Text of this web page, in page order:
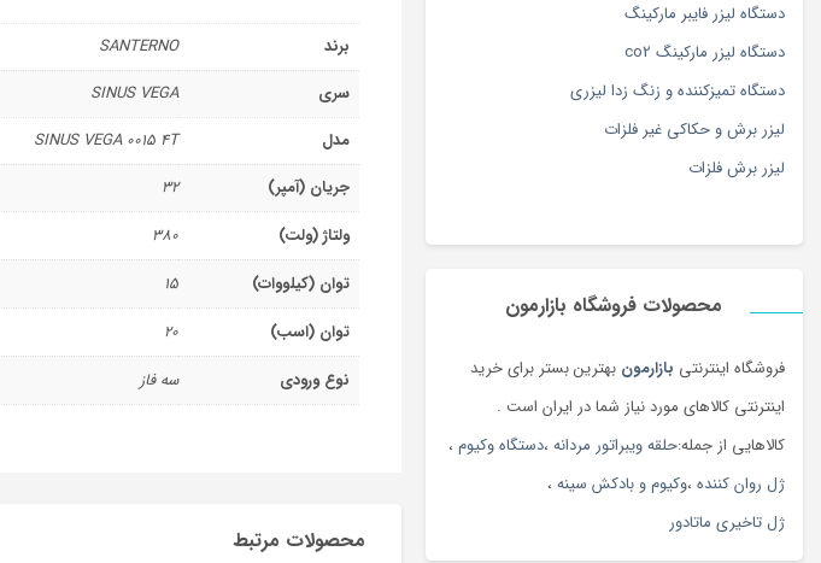
دستگاه لیزر فایبر مارکینگ
دستگاه لیزر مارکینگ co2
دستگاه تمیزکننده و زنگ زدا لیزری
لیزر برش و حکاکی غیر فلزات
لیزر برش فلزات
محصولات فروشگاه بازارمون
فروشگاه اینترنتی بازارمون بهترین بستر برای خرید
اینترنتی کالاهای مورد نیاز شما در ایران است .
کالاهایی از جمله:حلقه ویبراتور مردانه ،دستگاه وکیوم ،
ژل روان کننده ،وکیوم و بادکش سینه ،
ژل تاخیری ماتادور
برند
SANTERNO
سری
SINUS VEGA
مدل
SINUS VEGA 0015 4T
جریان (آمپر)
32
ولتاژ (ولت)
380
توان (کیلووات)
15
توان (اسب)
20
نوع ورودی
سه فاز
محصولات مرتبط